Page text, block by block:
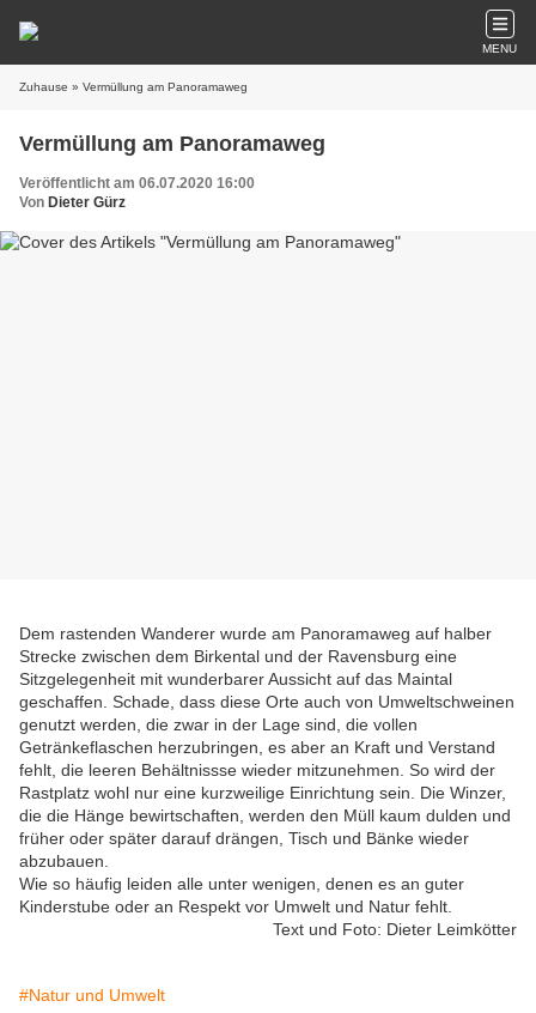
MENU
Zuhause » Vermüllung am Panoramaweg
Vermüllung am Panoramaweg
Veröffentlicht am 06.07.2020 16:00
Von Dieter Gürz
Dem rastenden Wanderer wurde am Panoramaweg auf halber
Strecke zwischen dem Birkental und der Ravensburg eine
Sitzgelegenheit mit wunderbarer Aussicht auf das Maintal
geschaffen. Schade, dass diese Orte auch von Umweltschweinen
genutzt werden, die zwar in der Lage sind, die vollen
Getränkeflaschen herzubringen, es aber an Kraft und Verstand
fehlt, die leeren Behältnissse wieder mitzunehmen. So wird der
Rastplatz wohl nur eine kurzweilige Einrichtung sein. Die Winzer,
die die Hänge bewirtschaften, werden den Müll kaum dulden und
früher oder später darauf drängen, Tisch und Bänke wieder
abzubauen.
Wie so häufig leiden alle unter wenigen, denen es an guter
Kinderstube oder an Respekt vor Umwelt und Natur fehlt.
Text und Foto: Dieter Leimkötter
#Natur und Umwelt